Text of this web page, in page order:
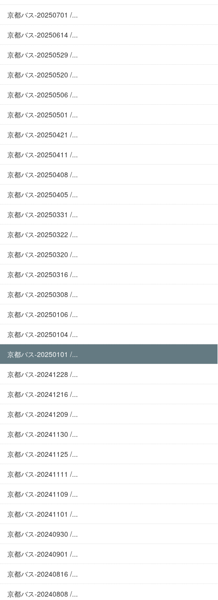
京都バス-20250701 /...
京都バス-20250614 /...
京都バス-20250529 /...
京都バス-20250520 /...
京都バス-20250506 /...
京都バス-20250501 /...
京都バス-20250421 /...
京都バス-20250411 /...
京都バス-20250408 /...
京都バス-20250405 /...
京都バス-20250331 /...
京都バス-20250322 /...
京都バス-20250320 /...
京都バス-20250316 /...
京都バス-20250308 /...
京都バス-20250106 /...
京都バス-20250104 /...
京都バス-20250101 /...
京都バス-20241228 /...
京都バス-20241216 /...
京都バス-20241209 /...
京都バス-20241130 /...
京都バス-20241125 /...
京都バス-20241111 /...
京都バス-20241109 /...
京都バス-20241101 /...
京都バス-20240930 /...
京都バス-20240901 /...
京都バス-20240816 /...
京都バス-20240808 /...